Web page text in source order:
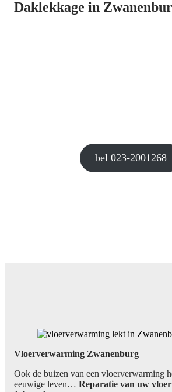
Daklekkage in
bel 023-2001268
Vloerverwarming Zwanenburg
Ook de buizen van een vloerverwarming
eeuwige leven… Reparatie van uw